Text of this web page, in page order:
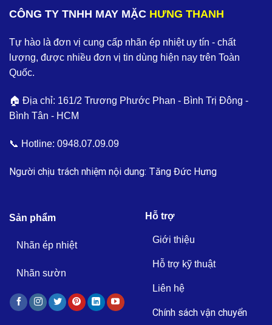
CÔNG TY TNHH MAY MẶC HƯNG THANH
Tự hào là đơn vị cung cấp nhãn ép nhiệt uy tín - chất
lượng, được nhiều đơn vị tin dùng hiện nay trên Toàn
Quốc.
🏠 Địa chỉ: 161/2 Trương Phước Phan - Bình Trị Đông -
Bình Tân - HCM
📞 Hotline: 0948.07.09.09
Người chịu trách nhiệm nội dung: Tăng Đức Hưng
Sản phẩm
Nhãn ép nhiệt
Nhãn sườn
Hỗ trợ
Giới thiệu
Hỗ trợ kỹ thuật
Liên hệ
Chính sách vận chuyển